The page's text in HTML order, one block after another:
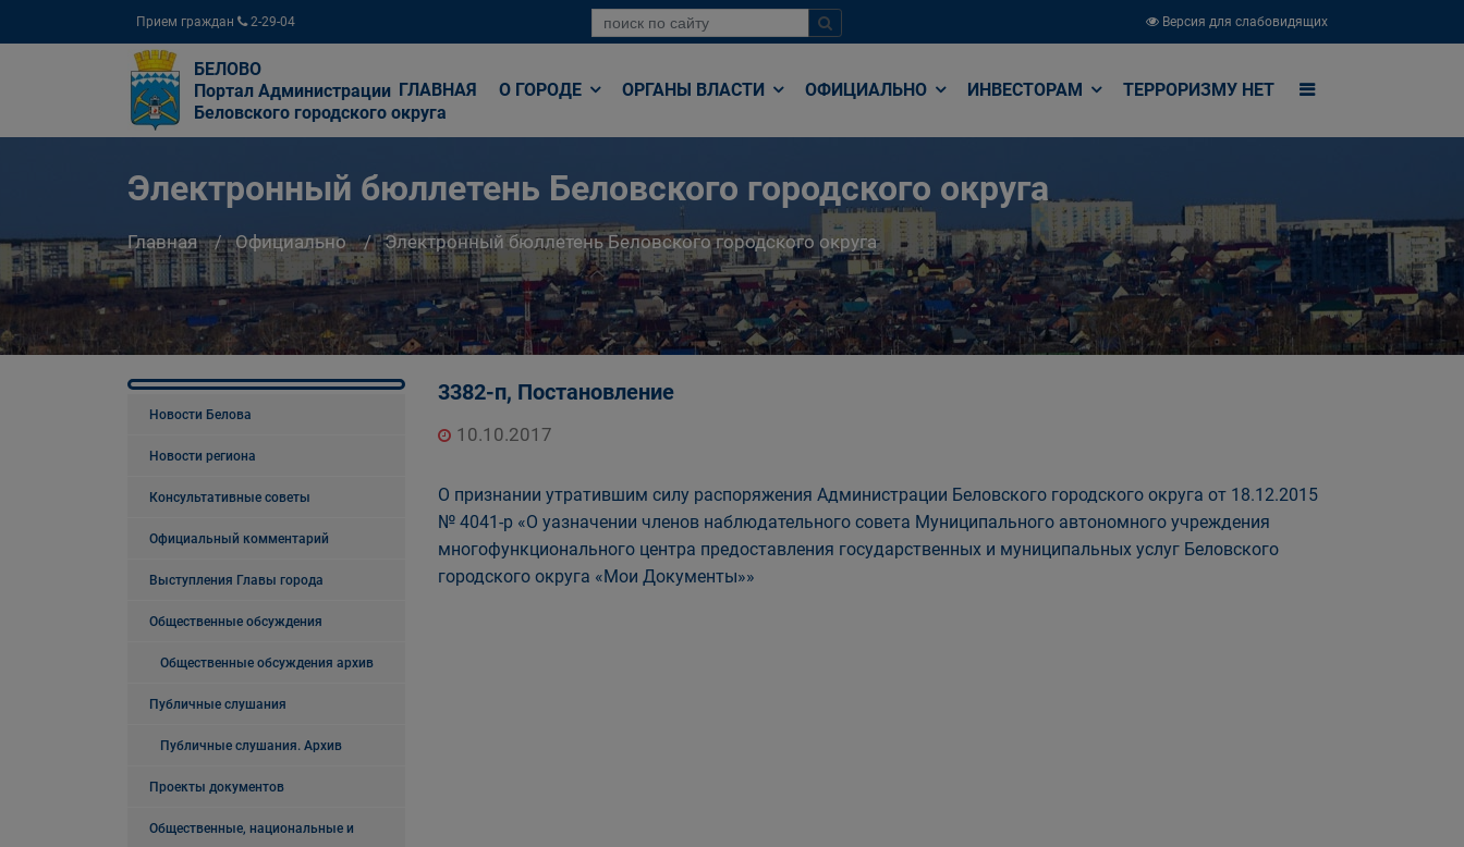
Прием граждан 2-29-04 Версия для слабовидящих
БЕЛОВО
Портал Администрации
Беловского городского округа
ГЛАВНАЯ О ГОРОДЕ ОРГАНЫ ВЛАСТИ ОФИЦИАЛЬНО ИНВЕСТОРАМ ТЕРРОРИЗМУ НЕТ
Электронный бюллетень Беловского городского округа
Главная Официально Электронный бюллетень Беловского городского округа
Новости Белова
Новости региона
Консультативные советы
Официальный комментарий
Выступления Главы города
Общественные обсуждения
Общественные обсуждения архив
Публичные слушания
Публичные слушания. Архив
Проекты документов
Общественные, национальные и
3382-п, Постановление
10.10.2017
О признании утратившим силу распоряжения Администрации Беловского городского округа от 18.12.2015
№ 4041-р «О yазначении членов наблюдательного совета Муниципального автономного учреждения
многофункционального центра предоставления государственных и муниципальных услуг Беловского
городского округа «Мои Документы»»